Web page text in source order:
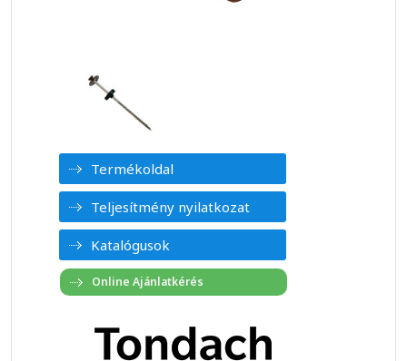
Termékoldal
Teljesítmény nyilatkozat
Katalógusok